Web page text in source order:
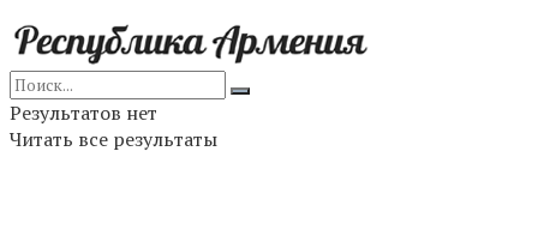
Результатов нет
Читать все результаты